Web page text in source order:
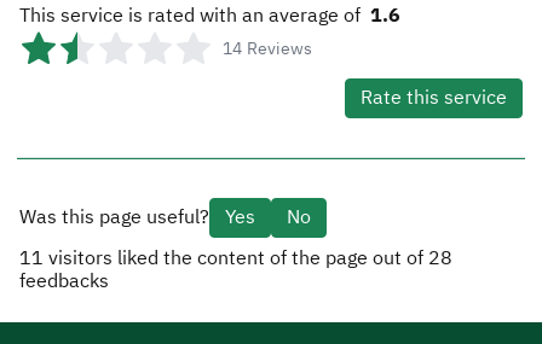
This service is rated with an average of 1.6
14 Reviews
Rate this service
Was this page useful? Yes
No
11 visitors liked the content of the page out of 28
feedbacks